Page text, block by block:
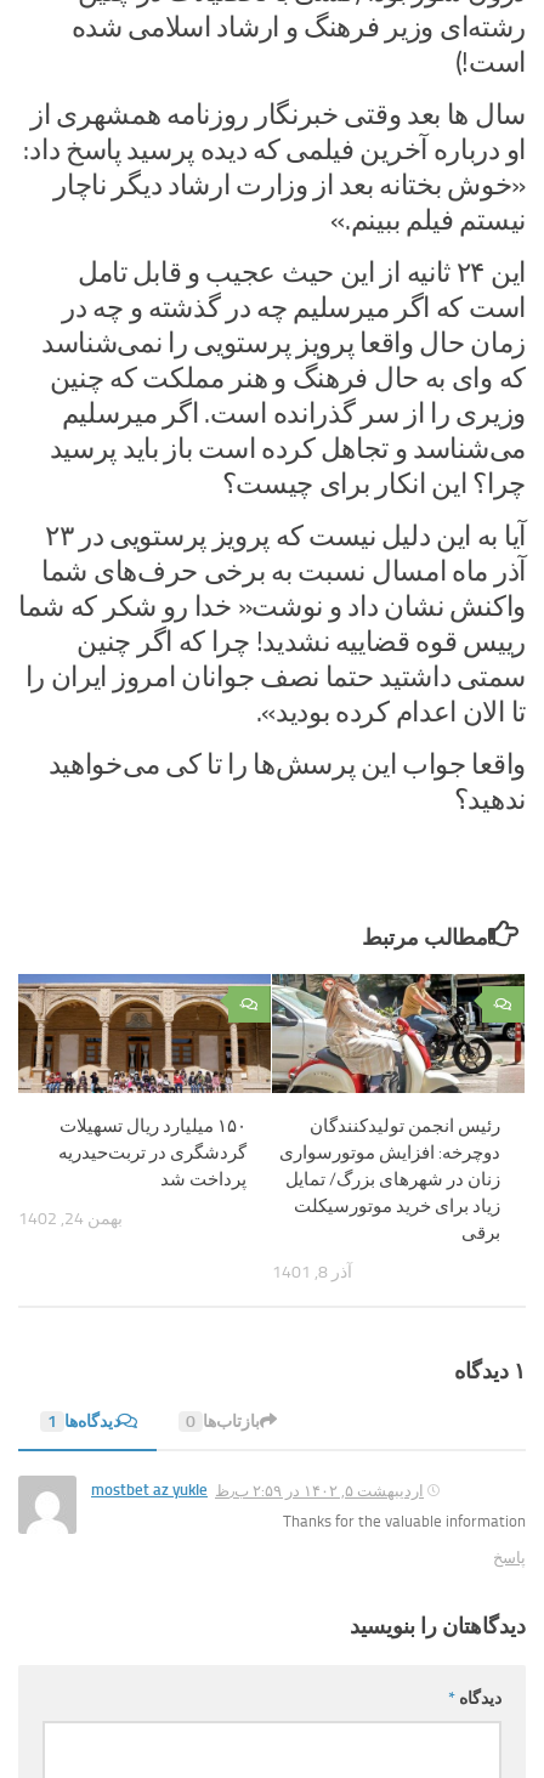
رشته‌ای وزیر فرهنگ و ارشاد اسلامی شده
است!)
سال ها بعد وقتی خبرنگار روزنامه همشهری از
او درباره آخرین فیلمی که دیده پرسید پاسخ داد:
«خوش بختانه بعد از وزارت ارشاد دیگر ناچار
نیستم فیلم ببینم.»
این ۲۴ ثانیه از این حیث عجیب و قابل تامل
است که اگر میرسلیم چه در گذشته و چه در
زمان حال واقعا پرویز پرستویی را نمی‌شناسد
که وای به حال فرهنگ و هنر مملکت که چنین
وزیری را از سر گذرانده است. اگر میرسلیم
می‌شناسد و تجاهل کرده است باز باید پرسید
چرا؟ این انکار برای چیست؟
آیا به این دلیل نیست که پرویز پرستویی در ۲۳
آذر ماه امسال نسبت به برخی حرف‌های شما
واکنش نشان داد و نوشت« خدا رو شکر که شما
رییس قوه قضاییه نشدید! چرا که اگر چنین
سمتی داشتید حتما نصف جوانان امروز ایران را
تا الان اعدام کرده بودید».
واقعا جواب این پرسش‌ها را تا کی می‌خواهید
ندهید؟
مطالب مرتبط
۰
۱۵۰ میلیارد ریال تسهیلات
گردشگری در تربت‌حیدریه
پرداخت شد
بهمن 24, 1402
۰
رئیس انجمن تولیدکنندگان
دوچرخه: افزایش موتورسواری
زنان در شهرهای بزرگ/ تمایل
زیاد برای خرید موتورسیکلت
برقی
آذر 8, 1401
۱ دیدگاه
دیدگاه‌ها 1 بازتاب‌ها 0
mostbet az yukle
اردیبهشت ۵, ۱۴۰۲ در ۲:۵۹ ب٫ظ
Thanks for the valuable information
پاسخ
دیدگاهتان را بنویسید
دیدگاه *